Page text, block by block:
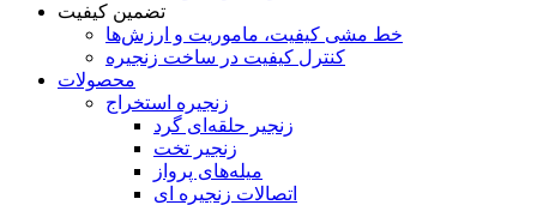
تضمین کیفیت
خط مشی کیفیت، ماموریت و ارزش‌ها
کنترل کیفیت در ساخت زنجیره
محصولات
زنجیره استخراج
زنجیر حلقه‌ای گرد
زنجیر تخت
میله‌های پرواز
اتصالات زنجیره ای